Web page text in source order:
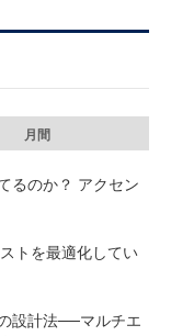
月間
るのか？ アクセン
トを最適化してい
設計法──マルチエ